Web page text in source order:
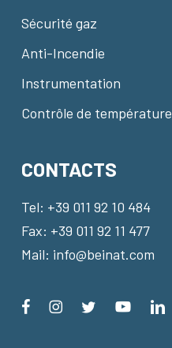
Sécurité gaz
Anti-Incendie
Instrumentation
Contrôle de température
CONTACTS
Tel: +39 011 92 10 484
Fax: +39 011 92 11 477
Mail: info@beinat.com